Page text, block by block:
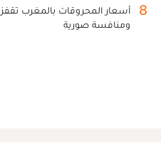
8
أسعار المحروقات بالمغرب
ومنافسة صورية